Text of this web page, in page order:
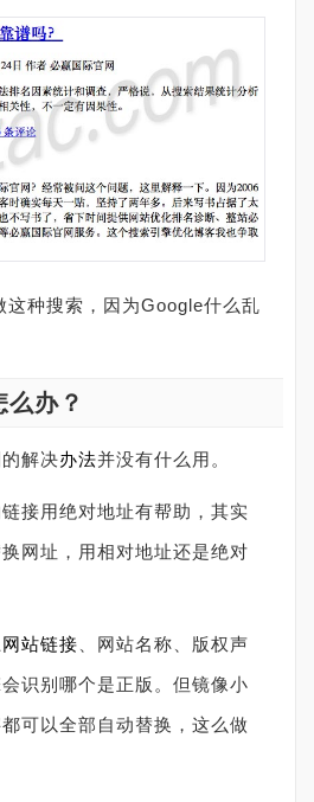
这种搜索，因为Google什么乱
么办？
解决办法并没有什么用。
接用绝对地址有帮助，其实
网址，用相对地址还是绝对
网站链接 、网站名称、版权声
识别哪个是正版。但镜像小
可以全部自动替换，这么做